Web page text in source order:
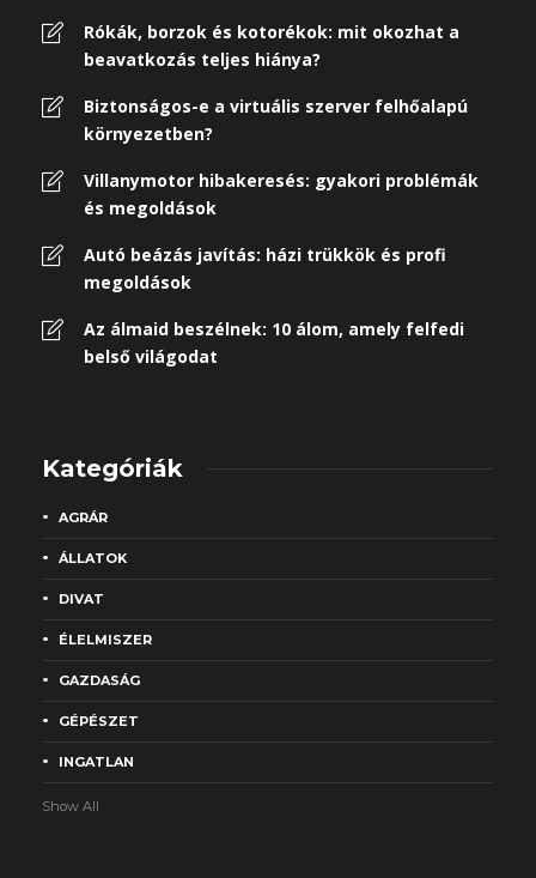
Rókák, borzok és kotorékok: mit okozhat a
beavatkozás teljes hiánya?
Biztonságos-e a virtuális szerver felhőalapú
környezetben?
Villanymotor hibakeresés: gyakori problémák
és megoldások
Autó beázás javítás: házi trükkök és profi
megoldások
Az álmaid beszélnek: 10 álom, amely felfedi
belső világodat
Kategóriák
AGRÁR
ÁLLATOK
DIVAT
ÉLELMISZER
GAZDASÁG
GÉPÉSZET
INGATLAN
Show All